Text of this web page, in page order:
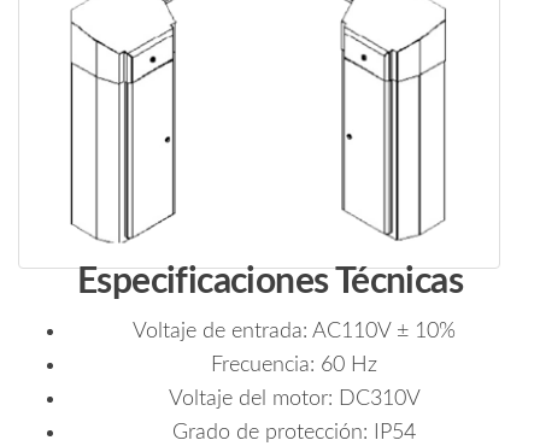
Especificaciones Técnicas
Voltaje de entrada: AC110V ± 10%
Frecuencia: 60 Hz
Voltaje del motor: DC310V
Grado de protección: IP54